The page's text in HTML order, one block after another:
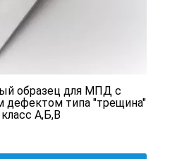
мкм
образец для МПД с
дефектом типа "трещина"
класс А,Б,В